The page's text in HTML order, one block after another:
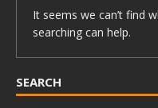
It seems we can’t find
searching can help.
SEARCH